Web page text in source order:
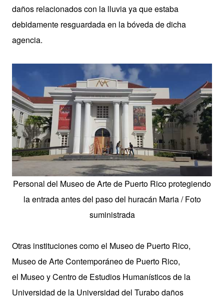
daños relacionados con la lluvia ya que estaba
debidamente resguardada en la bóveda de dicha
agencia.
Personal del Museo de Arte de Puerto Rico protegiendo
la entrada antes del paso del huracán Maria / Foto
suministrada
Otras instituciones como el Museo de Puerto Rico,
Museo de Arte Contemporáneo de Puerto Rico,
el Museoy Centro de Estudios Humanísticosde la
Universidad de la Universidad del Turabo daños